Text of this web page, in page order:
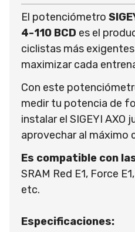
El potenciómetro
4-110 BCD es el
ciclistas más
maximizar cada
Con este
medir tu potencia de
instalar el SIGEYI
aprovechar al máximo
Es compatible con
SRAM Red E1, Force
etc.
Especificaciones: